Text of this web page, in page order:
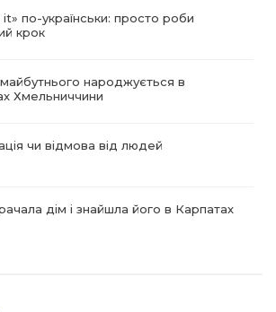
краю
по-українськи: просто роби
крок
майбутнього народжується в
Хмельниччини
чи відмова від людей
дім і знайшла його в Карпатах